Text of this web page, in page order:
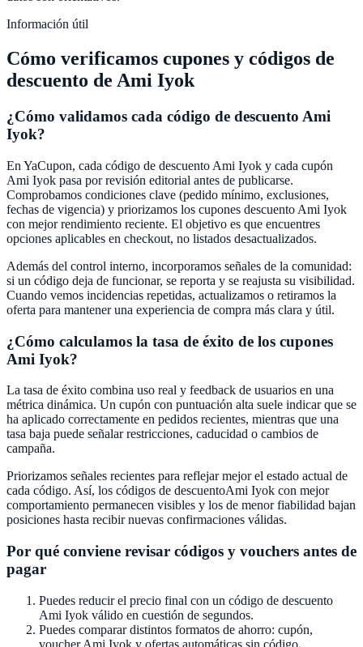
Información útil
Cómo verificamos cupones y códigos de
descuento de Ami Iyok
¿Cómo validamos cada código de descuento Ami
Iyok?
En YaCupon, cada código de descuento Ami Iyok y cada cupón
Ami Iyok pasa por revisión editorial antes de publicarse.
Comprobamos condiciones clave (pedido mínimo, exclusiones,
fechas de vigencia) y priorizamos los cupones descuento Ami Iyok
con mejor rendimiento reciente. El objetivo es que encuentres
opciones aplicables en checkout, no listados desactualizados.
Además del control interno, incorporamos señales de la comunidad:
si un código deja de funcionar, se reporta y se reajusta su visibilidad.
Cuando vemos incidencias repetidas, actualizamos o retiramos la
oferta para mantener una experiencia de compra más clara y útil.
¿Cómo calculamos la tasa de éxito de los cupones
Ami Iyok?
La tasa de éxito combina uso real y feedback de usuarios en una
métrica dinámica. Un cupón con puntuación alta suele indicar que se
ha aplicado correctamente en pedidos recientes, mientras que una
tasa baja puede señalar restricciones, caducidad o cambios de
campaña.
Priorizamos señales recientes para reflejar mejor el estado actual de
cada código. Así, los códigos de descuentoAmi Iyok con mejor
comportamiento permanecen visibles y los de menor fiabilidad bajan
posiciones hasta recibir nuevas confirmaciones válidas.
Por qué conviene revisar códigos y vouchers antes de
pagar
Puedes reducir el precio final con un código de descuento
Ami Iyok válido en cuestión de segundos.
Puedes comparar distintos formatos de ahorro: cupón,
voucherAmi Iyok y ofertas automáticas sin código.